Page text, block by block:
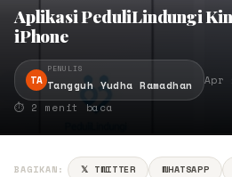
Aplikasi PeduliLindungi
iPhone
TA
PENULIS
Tangguh Yudha Ramadhan
Apr
⏱ 2 menit baca
BAGIKAN: 𝕏 TWITTER WHATSAPP